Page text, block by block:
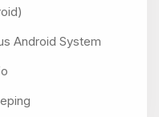
Android System